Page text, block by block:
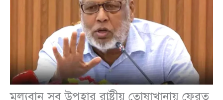
মূল্যবান সব উপহার রাষ্ট্রীয় তোষাখানায় ফেরত